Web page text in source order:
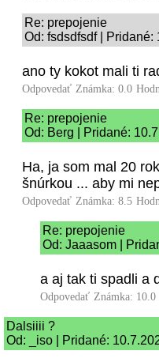
Re: prepojenie
Od: fsdsdfsdf | Pridané:
ano ty kokot mali ti
Odpovedať Známka: 0.0
Re: prepojenie
Od: Berg | Pridané:
Ha, ja som mal 20
šnúrkou ... aby mi
Odpovedať Známka: 8.5
Re: prepojenie
Od: Jaaasom |
a aj tak ti spadli a
Odpovedať Známka: 10.0
Dalsiiii ?
Od: _iso | Pridané: